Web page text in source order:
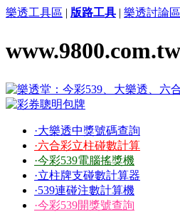
樂透工具區 | 版路工具 | 樂透討論區
·大樂透中獎號碼查詢
·六合彩立柱碰數計算
·今彩539電腦搖獎機
·立柱牌支碰數計算器
·539連碰注數計算機
·今彩539開獎號查詢